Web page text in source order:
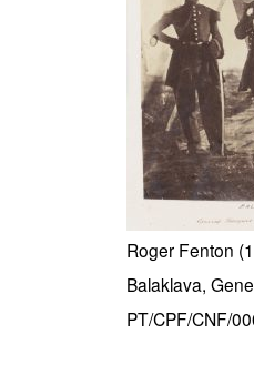
Roger Fenton
Balaklava,
PT/CPF/CNF/